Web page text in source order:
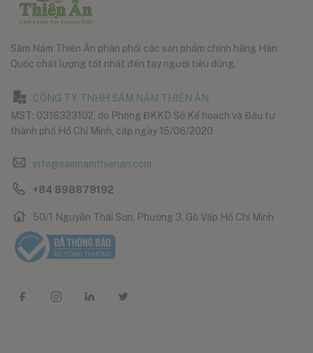
Sâm Nấm Thiên Ân phân phối các sản phẩm chính hãng Hàn
Quốc chất lượng tốt nhất đến tay người tiêu dùng.
CÔNG TY TNHH SÂM NẤM THIÊN ÂN
MST: 0316323102, do Phòng ĐKKD Sở Kế hoạch và Đầu tư
thành phố Hồ Chí Minh, cấp ngày 15/06/2020
info@samnamthienan.com
+84 898879192
50/1 Nguyễn Thái Sơn, Phường 3, Gò Vấp Hồ Chí Minh